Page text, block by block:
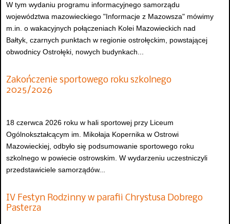
W tym wydaniu programu informacyjnego samorządu
województwa mazowieckiego "Informacje z Mazowsza" mówimy
m.in. o wakacyjnych połączeniach Kolei Mazowieckich nad
Bałtyk, czarnych punktach w regionie ostrołęckim, powstającej
obwodnicy Ostrołęki, nowych budynkach...
Zakończenie sportowego roku szkolnego
2025/2026
18 czerwca 2026 roku w hali sportowej przy Liceum
Ogólnokształcącym im. Mikołaja Kopernika w Ostrowi
Mazowieckiej, odbyło się podsumowanie sportowego roku
szkolnego w powiecie ostrowskim. W wydarzeniu uczestniczyli
przedstawiciele samorządów...
IV Festyn Rodzinny w parafii Chrystusa Dobrego
Pasterza